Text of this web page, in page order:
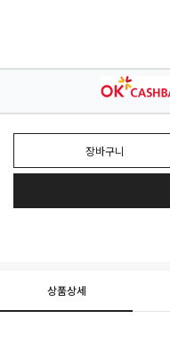
장바구니
상품상세